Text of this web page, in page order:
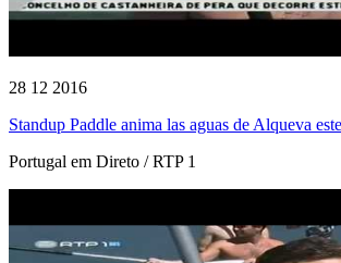
28 12 2016
Standup Paddle anima las aguas de Alqueva
Portugal em Direto / RTP 1